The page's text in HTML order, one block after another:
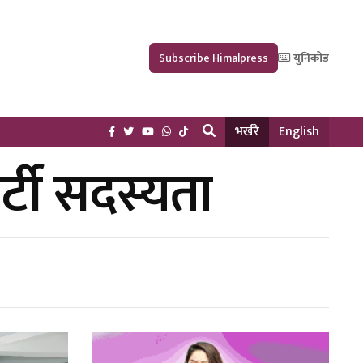
Subscribe Himalpress युनिकोड
भर्खरै English
सदस्यता